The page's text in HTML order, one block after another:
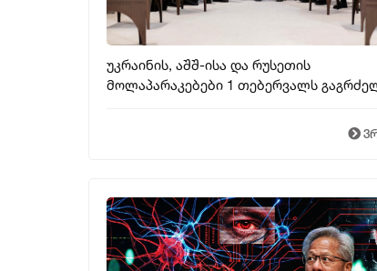
უკრაინის, აშშ-ისა და რუსეთის
მოლაპარაკებები 1 თებერვალს